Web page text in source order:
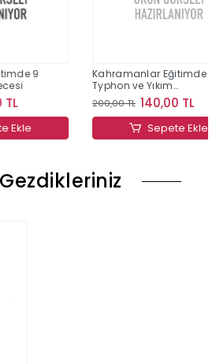
Kahramanlar Eğitimde 5
Typhon ve Yıkım
Rüzgârları
200,00 TL 140,00 TL
Sepete Ekle